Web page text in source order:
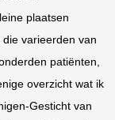
plaatsen
varieerden van
patiënten,
overzicht wat ik
Gesticht van